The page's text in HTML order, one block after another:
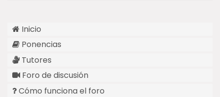
Inicio
Ponencias
Tutores
Foro de discusión
Cómo funciona el foro